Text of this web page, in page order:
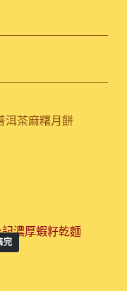
洱茶麻糬月餅
完